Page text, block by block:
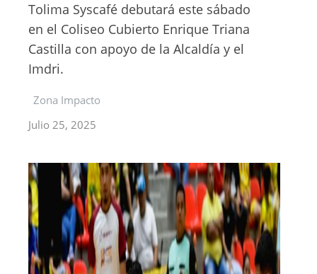
Tolima Syscafé debutará este sábado
en el Coliseo Cubierto Enrique Triana
Castilla con apoyo de la Alcaldía y el
Imdri.
Zona Impacto
Julio 25, 2025